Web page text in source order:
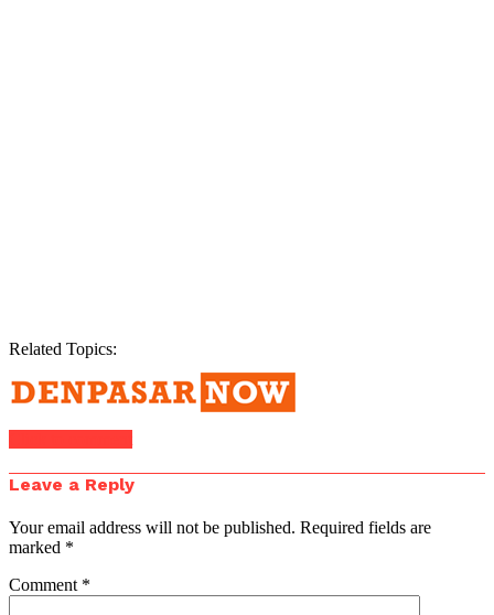
Related Topics:
Leave a Reply
Your email address will not be published. Required fields are
marked *
Comment *